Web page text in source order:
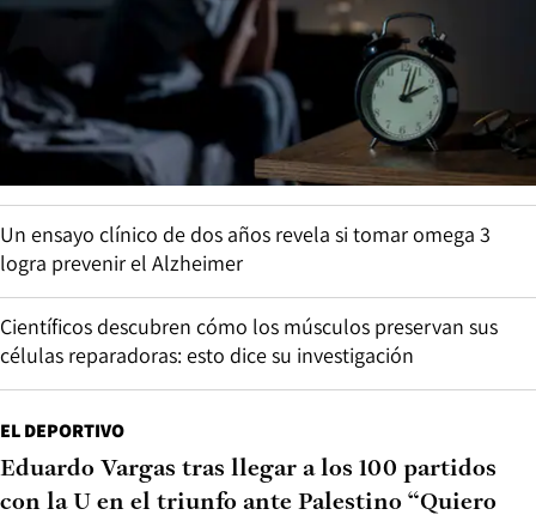
Un ensayo clínico de dos años revela si tomar omega 3
logra prevenir el Alzheimer
Científicos descubren cómo los músculos preservan sus
células reparadoras: esto dice su investigación
EL DEPORTIVO
Eduardo Vargas tras llegar a los 100 partidos
con la U en el triunfo ante Palestino “Quiero